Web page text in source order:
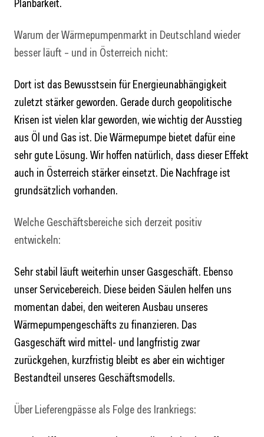
Warum der Wärmepumpenmarkt in Deutschland wieder
besser läuft – und in Österreich nicht:
Dort ist das Bewusstsein für Energieunabhängigkeit
zuletzt stärker geworden. Gerade durch geopolitische
Krisen ist vielen klar geworden, wie wichtig der Ausstieg
aus Öl und Gas ist. Die Wärmepumpe bietet dafür eine
sehr gute Lösung. Wir hoffen natürlich, dass dieser Effekt
auch in Österreich stärker einsetzt. Die Nachfrage ist
grundsätzlich vorhanden.
Welche Geschäftsbereiche sich derzeit positiv
entwickeln:
Sehr stabil läuft weiterhin unser Gasgeschäft. Ebenso
unser Servicebereich. Diese beiden Säulen helfen uns
momentan dabei, den weiteren Ausbau unseres
Wärmepumpengeschäfts zu finanzieren. Das
Gasgeschäft wird mittel- und langfristig zwar
zurückgehen, kurzfristig bleibt es aber ein wichtiger
Bestandteil unseres Geschäftsmodells.
Über Lieferengpässe als Folge des Irankriegs: